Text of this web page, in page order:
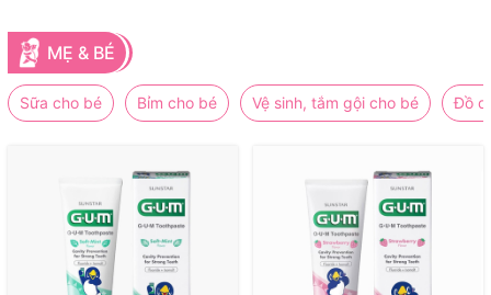
MẸ & BÉ
Sữa cho bé Bỉm cho bé Vệ sinh, tắm gội cho bé Đồ